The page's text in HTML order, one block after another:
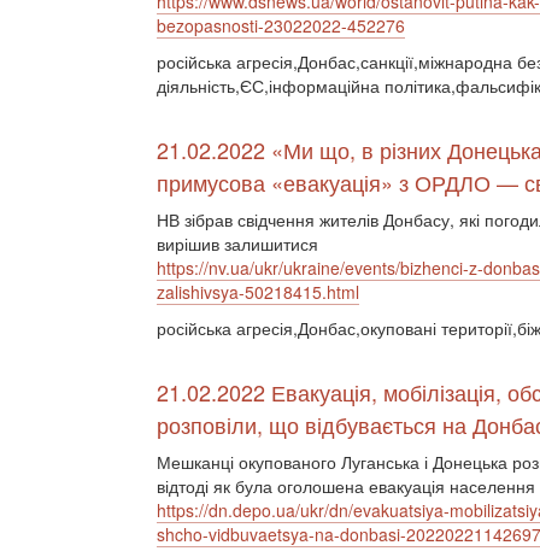
bezopasnosti-23022022-452276
російська агресія,Донбас,санкції,міжнародна
діяльність,ЄС,інформаційна
21.02.2022 «Ми що, в різних
примусова «евакуація» з ОРДЛО —
НВ зібрав свідчення жителів Донбасу, які
вирішив залишитися
https://nv.ua/ukr/ukraine/events/bizhenci-z-
zalishivsya-50218415.html
російська агресія,Донбас,окуповані
21.02.2022 Евакуація, мобілізація,
розповіли, що відбувається на
Мешканці окупованого Луганська і Донецька
відтоді як була оголошена евакуація населення
https://dn.depo.ua/ukr/dn/evakuatsiya-
shcho-vidbuvaetsya-na-donbasi-